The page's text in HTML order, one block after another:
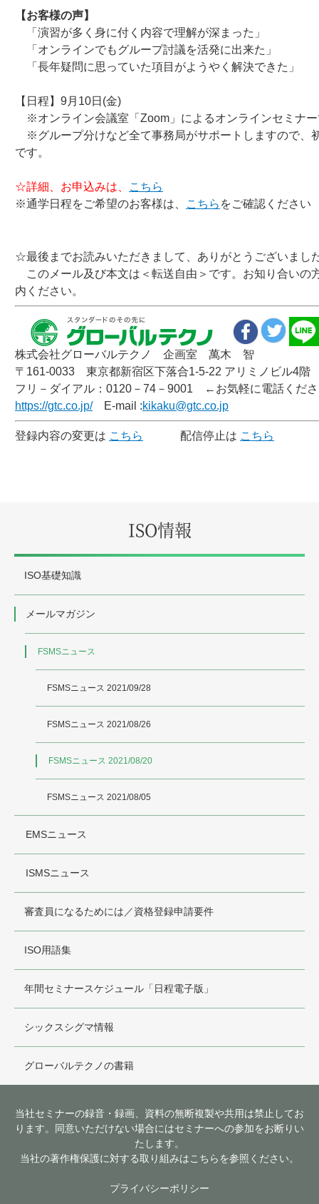
【お客様の声】
「演習が多く身に付く内容で理解が深まった」
「オンラインでもグループ討議を活発に出来た」
「長年疑問に思っていた項目がようやく解決できた」
【日程】9月10日(金)
※オンライン会議室「Zoom」によるオンラインセミナ
※グループ分けなど全て事務局がサポートしますので、
です。
☆詳細、お申込みは、
こちら
※通学日程をご希望のお客様は、
こちら をご確認ください
☆最後までお読みいただきまして、ありがとうございまし
このメール及び本文は＜転送自由＞です。お知り合いの
内ください。
株式会社グローバルテクノ 企画室 萬木 智
〒161-0033 東京都新宿区下落合1-5-22 アリミノビル4階
フリ－ダイアル：0120－74－9001 ←お気軽に電話くだ
https://gtc.co.jp/E-mail :kikaku@gtc.co.jp
登録内容の変更は こちら 配信停止は こちら
ISO情報
ISO基礎知識
メールマガジン
FSMSニュース
FSMSニュース 2021/09/28
FSMSニュース 2021/08/26
FSMSニュース 2021/08/20
FSMSニュース 2021/08/05
EMSニュース
ISMSニュース
審査員になるためには／資格登録申請要件
ISO用語集
年間セミナースケジュール「日程電子版」
シックスシグマ情報
グローバルテクノの書籍
当社セミナーの録音・録画、資料の無断複製や共用は禁止してお
ります。同意いただけない場合にはセミナーへの参加をお断りい
たします。
当社の著作権保護に対する取り組みはこちらを参照ください。
プライバシーポリシー